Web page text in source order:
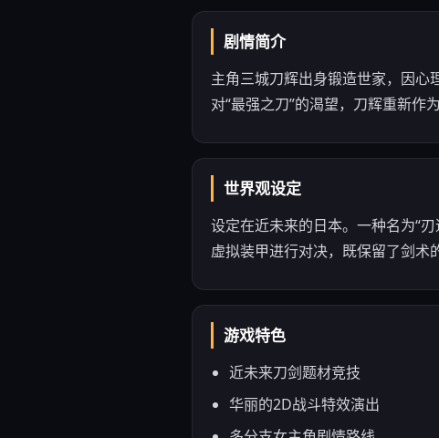
剧情简介
主角三城刀辉出身锻造世家，因心
对“最强之刀”的渴望，刀辉重新作
世界观设定
设定在近未来的日本。一种名为“
虚拟装甲进行对决，既保留了剑术
游戏特色
近未来刀剑题材竞技
华丽的2D战斗特效演出